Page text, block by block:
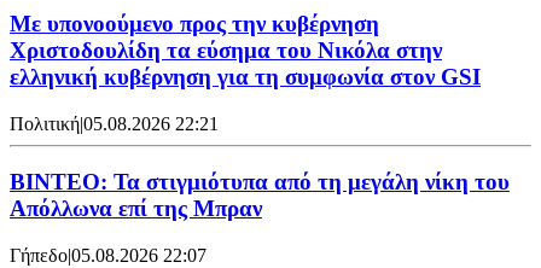
Με υπονοούμενο προς την κυβέρνηση
Χριστοδουλίδη τα εύσημα του Νικόλα στην
ελληνική κυβέρνηση για τη συμφωνία στον GSI
Πολιτική|05.08.2026 22:21
ΒΙΝΤΕΟ: Τα στιγμιότυπα από τη μεγάλη νίκη του
Απόλλωνα επί της Μπραν
Γήπεδο|05.08.2026 22:07